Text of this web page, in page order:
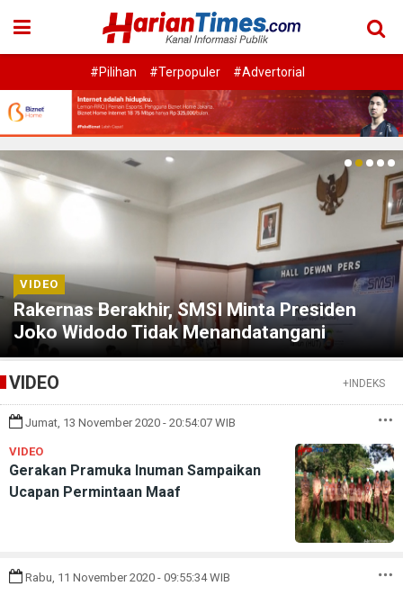
#Pilihan #Terpopuler #Advertorial
VIDEO
Rakernas Berakhir, SMSI Minta Presiden
Joko Widodo Tidak Menandatangani
Rancangan Perpres Publisher Right
VIDEO
+INDEKS
Jumat, 13 November 2020 - 20:54:07 WIB
VIDEO
Gerakan Pramuka Inuman Sampaikan
Ucapan Permintaan Maaf
Rabu, 11 November 2020 - 09:55:34 WIB